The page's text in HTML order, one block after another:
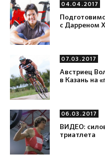
04.04.2017
с Дарреном
07.03.2017
Австриец
в Казань на
06.03.2017
ВИДЕО:
триатлета